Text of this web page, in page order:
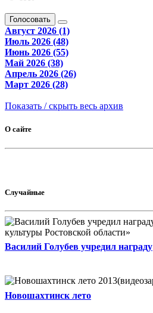
Голосовать
Август 2026 (1)
Июль 2026 (48)
Июнь 2026 (55)
Май 2026 (38)
Апрель 2026 (26)
Март 2026 (28)
Показать / скрыть весь архив
О сайте
Случайные
Василий Голубев учредил награду
Новошахтинск лето